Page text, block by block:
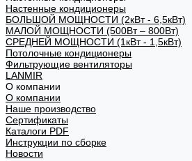
Настенные кондиционеры
БОЛЬШОЙ МОЩНОСТИ (2кВт - 6,5кВт)
МАЛОЙ МОЩНОСТИ (500Вт – 800Вт)
СРЕДНЕЙ МОЩНОСТИ (1кВт - 1,5кВт)
Потолочные кондиционеры
Фильтрующие вентиляторы
LANMIR
О компании
О компании
Наше производство
Сертификаты
Каталоги PDF
Инструкции по сборке
Новости